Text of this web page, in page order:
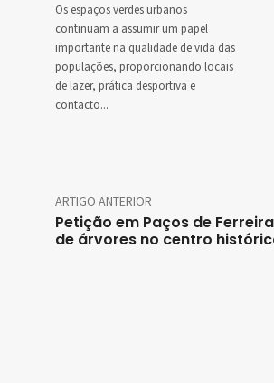
Os espaços verdes urbanos
continuam a assumir um papel
importante na qualidade de vida das
populações, proporcionando locais
de lazer, prática desportiva e
contacto...
ARTIGO ANTERIOR
Petição em Paços de
de árvores no centro